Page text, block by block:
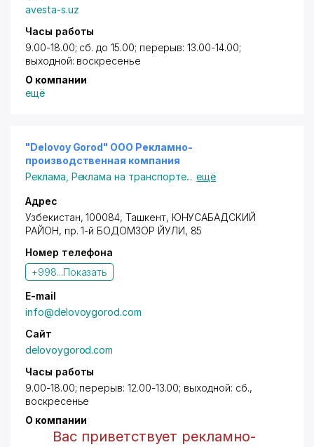
avesta-s.uz
Часы работы
9.00-18.00; сб. до 15.00; перерыв: 13.00-14.00;
выходной: воскресенье
О компании
ещё
"Delovoy Gorod" ООО Рекламно-
производственная компания
Реклама Реклама на транспорте... ещё
Адрес
Узбекистан, 100084, Ташкент, ЮНУСАБАДСКИЙ
РАЙОН, пр. 1-й БОДОМЗОР ЙУЛИ, 85
Номер телефона
+998...Показать
E-mail
info@delovoygorod.com
Сайт
delovoygorod.com
Часы работы
9.00-18.00; перерыв: 12.00-13.00; выходной: сб.,
воскресенье
О компании
Вас приветствует рекламно-